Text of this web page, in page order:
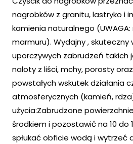
nagrobków z granitu, lastryko i
kamienia naturalnego
marmuru). Wydajny , skuteczny
uporczywych zabrudzeń takich
naloty z liści, mchy, porosty
powstałych wskutek działania
atmosferycznych (kamień,
użycia:Zabrudzone
środkiem i pozostawić na 10 do
spłukać obficie wodą i wytrzeć